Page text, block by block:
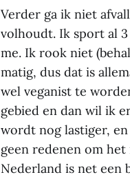
Verder ga ik niet
volhoudt. Ik sport al
me. Ik rook niet
matig, dus dat is
wel veganist te
gebied en dan wil ik
wordt nog lastiger,
geen redenen om
Nederland is net een